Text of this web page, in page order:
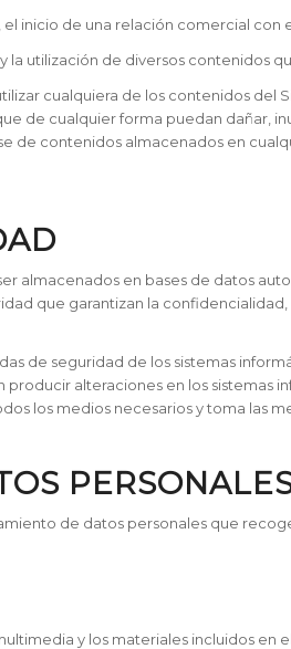
inicio de una relación comercial con
la utilización de diversos contenidos
cualquiera de los contenidos del
de cualquier forma puedan dañar,
de contenidos almacenados en
almacenados en bases de datos
que garantizan la
de seguridad de los sistemas
alteraciones en los
los medios necesarios y toma las
de datos personales que
y los materiales incluidos